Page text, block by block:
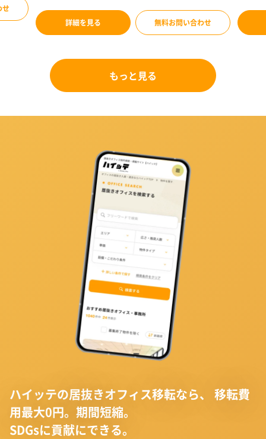
せ
詳細を見る 無料お問い合わせ
もっと見る
ハイッテの居抜きオフィス移転なら、
移転費
用最大0円。期間短縮。
SDGsに貢献にできる。